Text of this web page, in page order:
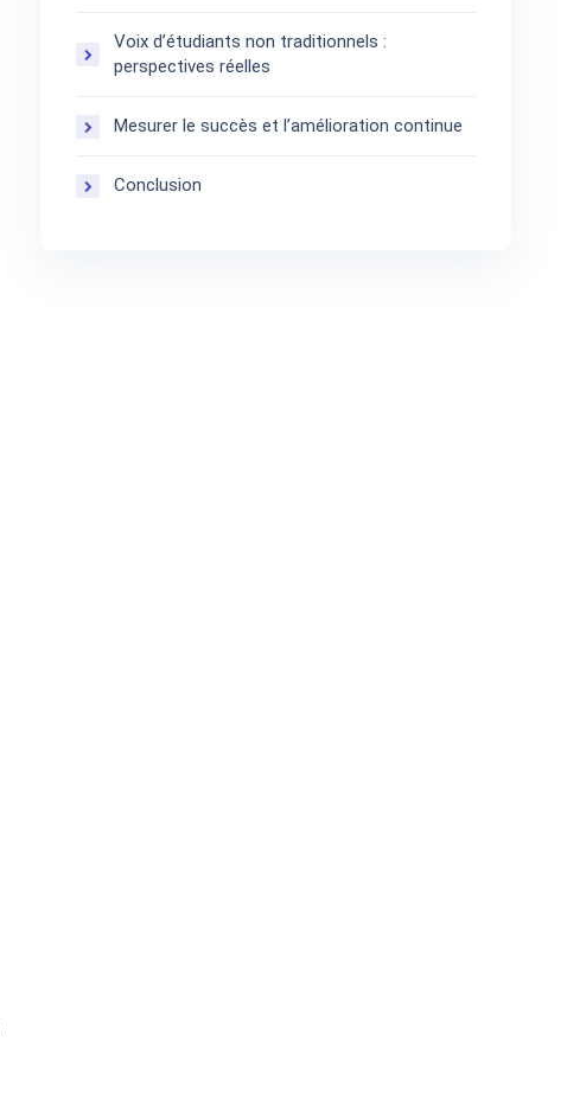
Voix d’étudiants non traditionnels :
perspectives réelles
Mesurer le succès et l’amélioration continue
Conclusion